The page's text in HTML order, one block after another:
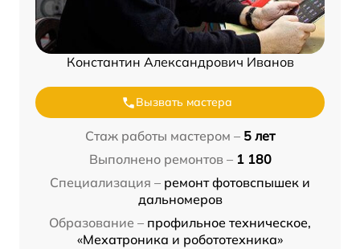
Константин Александрович Иванов
Вызвать мастера
Стаж работы мастером – 5 лет
Выполнено ремонтов – 1 180
Специализация – ремонт фотовспышек и
дальномеров
Образование – профильное техническое,
«Мехатроника и робототехника»